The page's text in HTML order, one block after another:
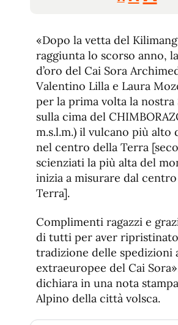
de
«Dopo la vetta del
raggiunta lo scorso anno,
d’oro del Cai Sora
Valentino Lilla e Laura
per la prima volta la nostra
sulla cima del
m.s.l.m.) il vulcano più alto
nel centro della Terra
scienziati la più alta del
inizia a misurare dal
Terra].
Complimenti ragazzi e
di tutti per aver
tradizione delle spedizioni
extraeuropee del Cai
dichiara in una nota
Alpino della città volsca.